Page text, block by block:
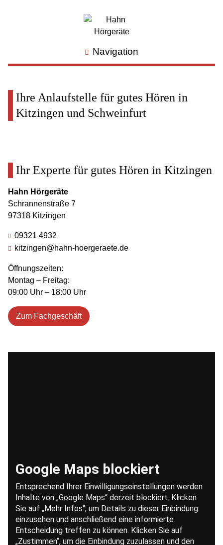
Navigation
Ihre Anlaufstelle für gutes Hören in
Kitzingen und Schweinfurt
Ihr Experte für gutes Hören in Kitzingen
Hahn Hörgeräte
Schrannenstraße 7
97318 Kitzingen
09321 4932
kitzingen@hahn-hoergeraete.de
Öffnungszeiten:
Montag – Freitag:
09:00 Uhr – 18:00 Uhr
Zum Fachgeschäft